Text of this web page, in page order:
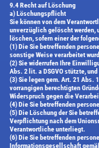
9.4 Recht auf Löschung
a) Löschungspflicht
Sie können von dem
unverzüglich gelöscht werden,
löschen, sofern einer der
(1) Die Sie betreffenden
sonstige Weise verarbeitet
(2) Sie widerrufen Ihre
Abs. 2 lit. a DSGVO stützte,
(3) Sie legen gem. Art. 21 Abs.
vorrangigen berechtigten
Widerspruch gegen die
(4) Die Sie betreffenden
(5) Die Löschung der Sie
Verpflichtung nach dem
Verantwortliche unterliegt.
(6) Die Sie betreffenden
Informationsgesellschaft